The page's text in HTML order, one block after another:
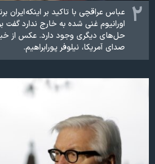
۲ عباس عراقچی با تاكيد بر اينكه ايران
اورانيوم غنی شده به خارج ندارد گفت
حل‌های ديگری وجود دارد. عکس از
صدای آمريکا، نيلوفر پورابراهيم.